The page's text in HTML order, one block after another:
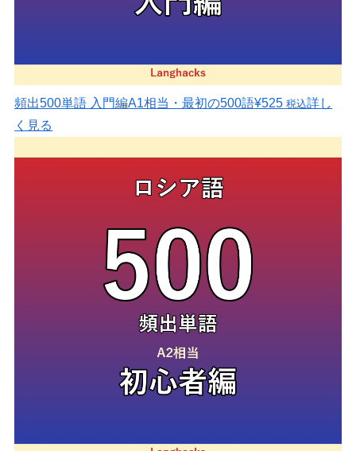
頻出500単語 入門編A1相当・最初の500語¥525 税込詳し
く見る